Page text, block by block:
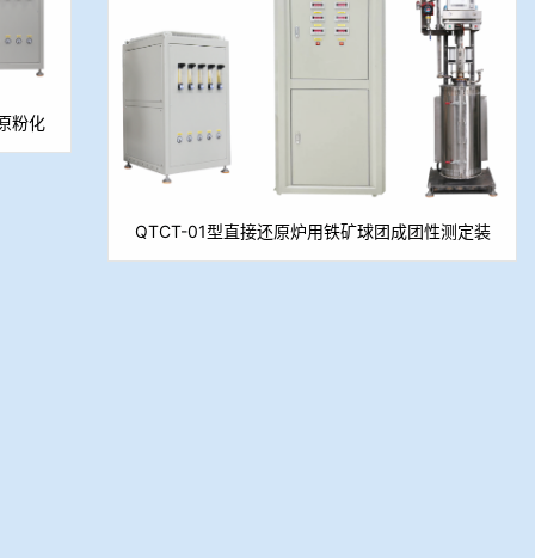
粉化
QTCT-01型直接还原炉用铁矿球团成团性测定装
置